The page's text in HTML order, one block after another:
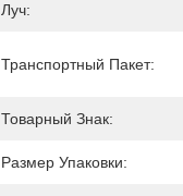
Луч:
Транспортный Пакет:
Товарный Знак:
Размер Упаковки: